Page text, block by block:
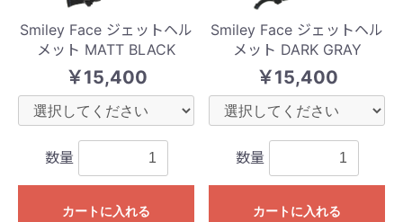
Smiley Face ジェットヘル
メット MATT BLACK
￥15,400
数量
カートに入れる
Smiley Face ジェットヘル
メット DARK GRAY
￥15,400
数量
カートに入れる